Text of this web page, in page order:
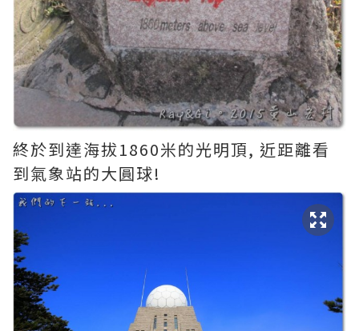
終於到達海拔1860米的光明頂, 近距離看
到氣象站的大圓球!